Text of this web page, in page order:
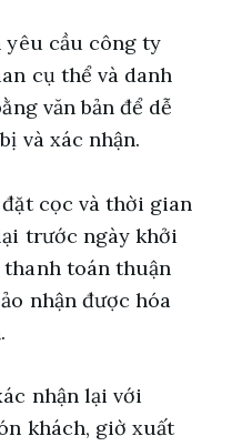
yêu cầu công ty
cụ thể và danh
văn bản để dễ
và xác nhận.
cọc và thời gian
trước ngày khởi
toán thuận
nhận được hóa
nhận lại với
khách, giờ xuất